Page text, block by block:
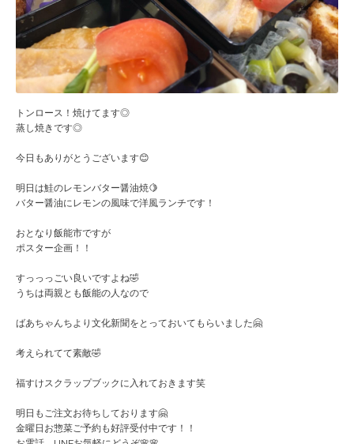
トンロース！焼けてます◎
蒸し焼きです◎
今日もありがとうございます😊
明日は鮭のレモンバター醤油焼🍋
バター醤油にレモンの風味で洋風ランチです！
おとなり飯能市ですが
ポスター企画！！
すっっっごい良いですよね🤣
うちは両親とも飯能の人なので
ばあちゃんちより文化新聞をとっておいてもらいました🤗
考えられてて素敵🤣
福すけスクラップブックに入れておきます笑
明日もご注文お待ちしております🤗
金曜日お惣菜ご予約も好評受付中です！！